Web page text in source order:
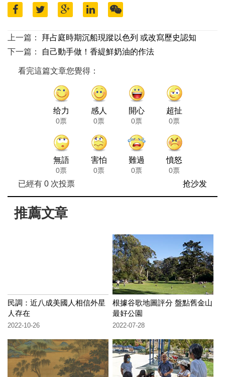
上一篇：
拜占庭時期沉船現蹤以色列 或改寫歷史認知
下一篇：
自己動手做！香緹鮮奶油的作法
看完這篇文章您覺得：
给力
0票
感人
0票
開心
0票
超扯
0票
無語
0票
害怕
0票
難過
0票
憤怒
0票
已經有 0次投票 抢沙发
推薦文章
民調：近八成美國人相信外星
人存在
2022-10-26
根據谷歌地圖評分 盤點舊金山
最好公園
2022-07-28